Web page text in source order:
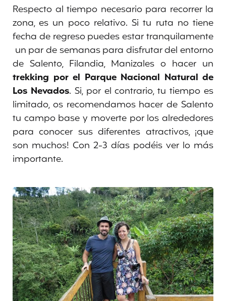
Respecto al tiempo necesario para recorrer la
zona, es un poco relativo. Si tu ruta no tiene
fecha de regreso puedes estar tranquilamente
un par de semanas para disfrutar del entorno
de Salento, Filandia, Manizales o hacer un
trekking por el Parque Nacional Natural de
Los Nevados. Si, por el contrario, tu tiempo es
limitado, os recomendamos hacer de Salento
tu campo base y moverte por los alrededores
para conocer sus diferentes atractivos, ¡que
son muchos! Con 2-3 días podéis ver lo más
importante.